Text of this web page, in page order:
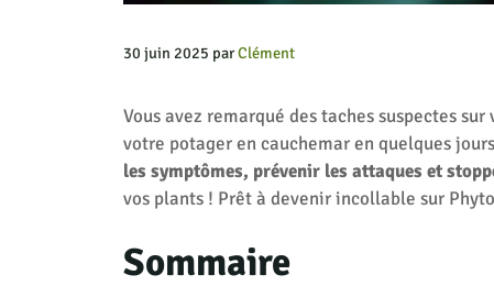
30 juin 2025 parClément
Vous avez remarqué des taches suspectes
votre potager en cauchemar en quelques
les symptômes, prévenir les attaques et
vos plants ! Prêt à devenir incollable sur
Sommaire